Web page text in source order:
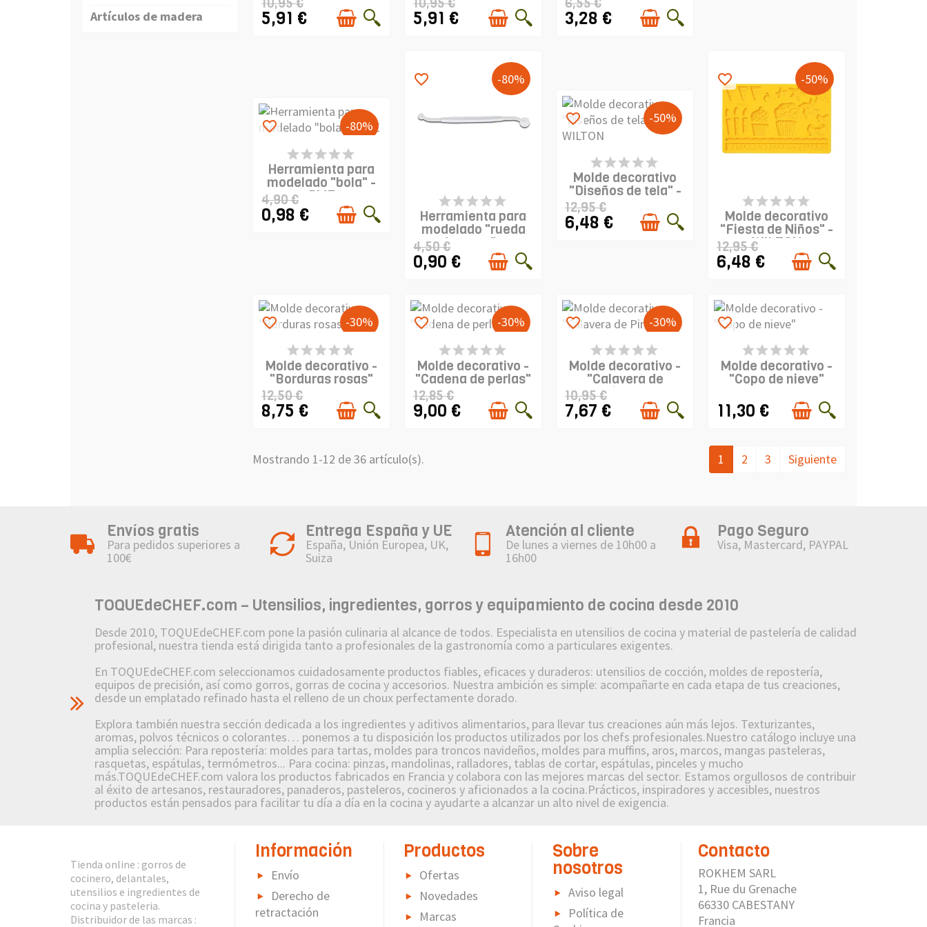
Artículos de madera
5,91 € 5,91 € 3,28 €
-80%
PRODUCTO
DISPONIBLE
favorite_border
Herramienta para
modelado "bola" -
PME
4,90 €
0,98 €
-80%
PRODUCTO
DISPONIBLE
favorite_border
Herramienta para
modelado "rueda
de corte"...
4,50 €
0,90 €
-50%
PRODUCTO
DISPONIBLE
favorite_border
Molde decorativo
"Diseños de tela" -
WILTON
12,95 €
6,48 €
-50%
PRODUCTO
DISPONIBLE
favorite_border
Molde decorativo
"Fiesta de Niños" -
WILTON
12,95 €
6,48 €
-30%
PRODUCTO
DISPONIBLE
favorite_border
Molde decorativo -
"Borduras rosas"
12,50 €
8,75 €
-30%
ÚLTIMAS UNIDADES EN
STOCK
favorite_border
Molde decorativo -
"Cadena de perlas"
12,85 €
9,00 €
-30%
PRODUCTO
DISPONIBLE
favorite_border
Molde decorativo -
"Calavera de
Pirata"
10,95 €
7,67 €
PRODUCTO
DISPONIBLE
favorite_border
Molde decorativo -
"Copo de nieve"
11,30 €
Mostrando 1-12 de 36 artículo(s). 1 2 3 Siguiente
Envíos gratis
Para pedidos superiores a
100€
Entrega España y UE
España, Unión Europea, UK,
Suiza
Atención al cliente
De lunes a viernes de 10h00 a
16h00
Pago Seguro
Visa, Mastercard, PAYPAL
TOQUEdeCHEF.com – Utensilios, ingredientes, gorros y equipamiento de cocina desde 2010
Desde 2010, TOQUEdeCHEF.com pone la pasión culinaria al alcance de todos. Especialista en utensilios de cocina y material de pastelería de calidad
profesional, nuestra tienda está dirigida tanto a profesionales de la gastronomía como a particulares exigentes.
En TOQUEdeCHEF.com seleccionamos cuidadosamente productos fiables, eficaces y duraderos: utensilios de cocción, moldes de repostería,
equipos de precisión, así como gorros, gorras de cocina y accesorios. Nuestra ambición es simple: acompañarte en cada etapa de tus creaciones,
desde un emplatado refinado hasta el relleno de un choux perfectamente dorado.
Explora también nuestra sección dedicada a los ingredientes y aditivos alimentarios, para llevar tus creaciones aún más lejos. Texturizantes,
aromas, polvos técnicos o colorantes… ponemos a tu disposición los productos utilizados por los chefs profesionales.Nuestro catálogo incluye una
amplia selección: Para repostería: moldes para tartas, moldes para troncos navideños, moldes para muffins, aros, marcos, mangas pasteleras,
rasquetas, espátulas, termómetros... Para cocina: pinzas, mandolinas, ralladores, tablas de cortar, espátulas, pinceles y mucho
más.TOQUEdeCHEF.com valora los productos fabricados en Francia y colabora con las mejores marcas del sector. Estamos orgullosos de contribuir
al éxito de artesanos, restauradores, panaderos, pasteleros, cocineros y aficionados a la cocina.Prácticos, inspiradores y accesibles, nuestros
productos están pensados para facilitar tu día a día en la cocina y ayudarte a alcanzar un alto nivel de exigencia.
Tienda online : gorros de
cocinero, delantales,
utensilios e ingredientes de
cocina y pasteleria.
Distribuidor de las marcas :
Información
Envío
Derecho de
retractación
Productos
Ofertas
Novedades
Marcas
Sobre
nosotros
Aviso legal
Política de
Contacto
ROKHEM SARL
1, Rue du Grenache
66330 CABESTANY
Francia